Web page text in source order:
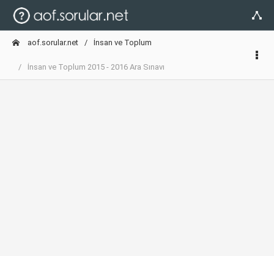
aof.sorular.net İnsan ve Toplum
İnsan ve Toplum 2015 - 2016 Ara Sınavı